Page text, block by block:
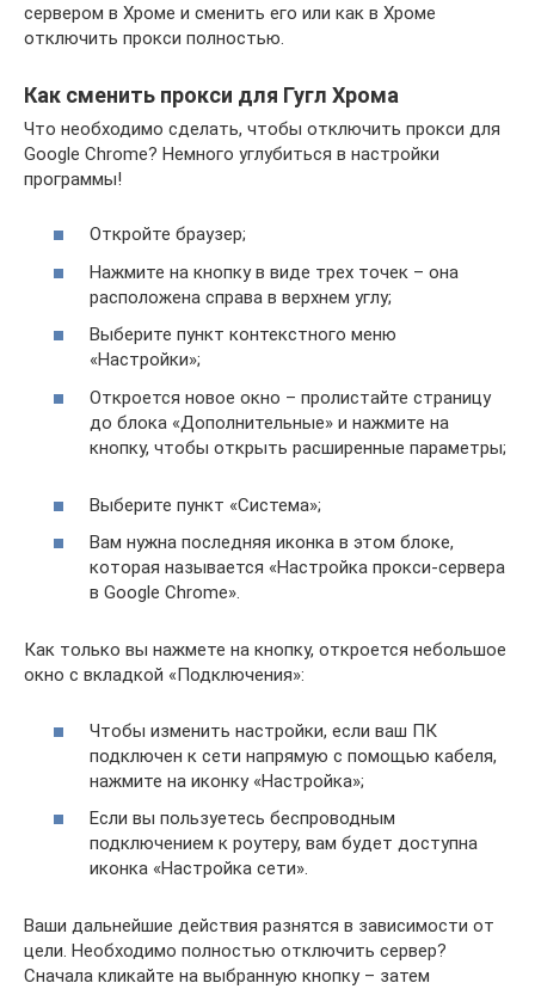
сервером в Хроме и сменить его или как в Хроме
отключить прокси полностью.
Как сменить прокси для Гугл Хрома
Что необходимо сделать, чтобы отключить прокси для
Google Chrome? Немного углубиться в настройки
программы!
Откройте браузер;
Нажмите на кнопку в виде трех точек – она
расположена справа в верхнем углу;
Выберите пункт контекстного меню
«Настройки»;
Откроется новое окно – пролистайте страницу
до блока «Дополнительные» и нажмите на
кнопку, чтобы открыть расширенные параметры;
Выберите пункт «Система»;
Вам нужна последняя иконка в этом блоке,
которая называется «Настройка прокси-сервера
в Google Chrome».
Как только вы нажмете на кнопку, откроется небольшое
окно с вкладкой «Подключения»:
Чтобы изменить настройки, если ваш ПК
подключен к сети напрямую с помощью кабеля,
нажмите на иконку «Настройка»;
Если вы пользуетесь беспроводным
подключением к роутеру, вам будет доступна
иконка «Настройка сети».
Ваши дальнейшие действия разнятся в зависимости от
цели. Необходимо полностью отключить сервер?
Сначала кликайте на выбранную кнопку – затем